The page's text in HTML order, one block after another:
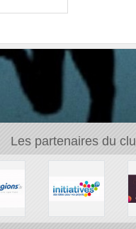
Les partenaires du